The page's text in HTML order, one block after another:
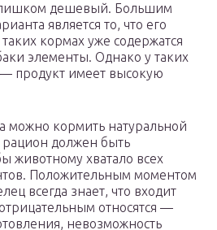
дешевый. Большим
является то, что его
кормах уже содержатся
элементы. Однако у таких
продукт имеет высокую
кормить натуральной
должен быть
животному хватало всех
Положительным моментом
всегда знает, что входит
относятся —
невозможность